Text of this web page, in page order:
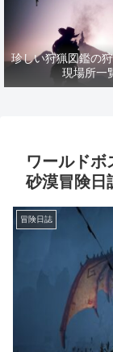
珍しい狩猟図鑑の
現場所一
ワールドボ
砂漠冒険日
冒険日誌